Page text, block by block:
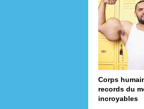
Corps
records du
incroyables